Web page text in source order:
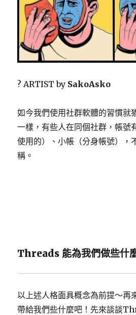
? ARTIST by SakoAsko
如今我們使用社群軟體的習慣就
一樣，有些人在同個社群，帳號
使用的）、小帳（分身帳號），
稱。
Threads 能為我們做些什
以上述人格面具概念為前提～
帶給我們些什麼吧！先來談談